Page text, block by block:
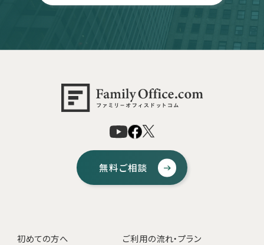
無料ご相談
初めての方へ
ご利用の流れ・プラン